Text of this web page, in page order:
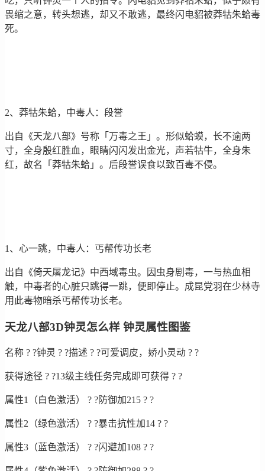
畏缩之意，转头想逃，却又不敢逃，最终闪电貂被莽牯朱蛤毒
死。
2、莽牯朱蛤，中毒人：段誉
出自《天龙八部》号称「万毒之王」。形似蛤蟆，长不逾两
寸，全身殷红胜血，眼睛闪闪发出金光，声若牯牛，全身朱
红，故名「莽牯朱蛤」。后段誉误食以致百毒不侵。
1、心一跳，中毒人：丐帮传功长老
出自《倚天屠龙记》中西域毒虫。因虫身剧毒，一与热血相
触，中毒者的心脏只跳得一跳，便即停止。成昆党羽在少林寺
用此毒物暗杀丐帮传功长老。
天龙八部3D钟灵怎么样 钟灵属性图鉴
名称 ? ?钟灵 ? ?描述 ? ?可爱调皮，娇小灵动 ? ?
获得途径 ? ?13级主线任务完成即可获得 ? ?
属性1（白色激活） ? ?防御加215 ? ?
属性2（绿色激活） ? ?暴击抗性加14 ? ?
属性3（蓝色激活） ? ?闪避加108 ? ?